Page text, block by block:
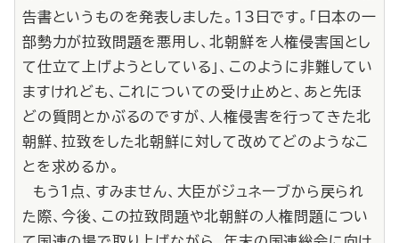
告書というものを発表しました。13日です。「日本の一
部勢力が拉致問題を悪用し、北朝鮮を人権侵害国とし
て仕立て上げようとしている」、このように非難してい
ますけれども、これについての受け止めと、あと先ほ
どの質問とかぶるのですが、人権侵害を行ってきた北
朝鮮、拉致をした北朝鮮に対して改めてどのようなこ
とを求めるか。
もう１点、すみません、大臣がジュネーブから戻られ
た際、今後、この拉致問題や北朝鮮の人権問題につい